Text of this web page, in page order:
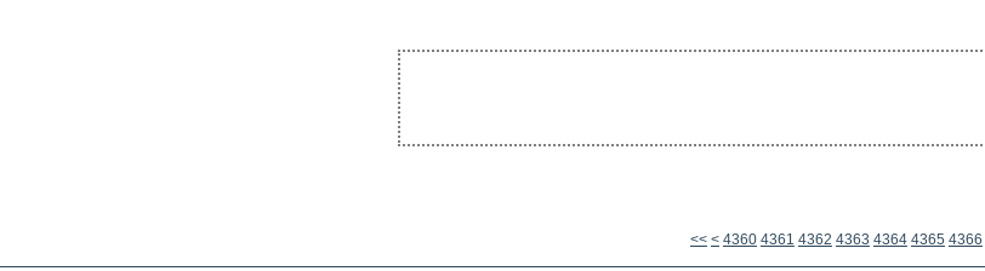
<< < 4300
4310
4320
4330
4340
4350
4360 4361 4362 4363 4364 4365 4366